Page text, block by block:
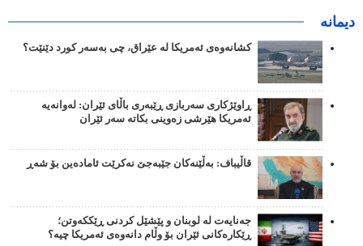
دیمانە
کشانەوەی ئەمریکا لە عێراق، چی بەسەر کورد دێنێت؟
ڕاوێژکاری سەربازی ڕێبەری باڵای ئێران: لەوانەیە
ئەمریکا هێرشی زەوینی بکاتە سەر ئێران
قاڵیباف: بەڵێنەکان جێبەجێ نەکرێت ئامادەین بۆ شەڕ
جەنایەت لە لوبنان و پێشێل کردنی ڕێککەوتن؛
ڕێکارەکانی ئێران بۆ وڵام دانەوەی ئەمریکا چیە؟